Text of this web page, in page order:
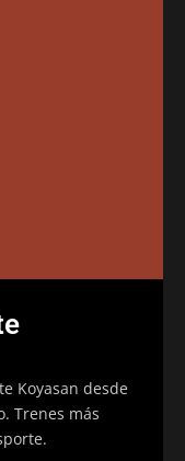
Koyasan desde
Trenes más